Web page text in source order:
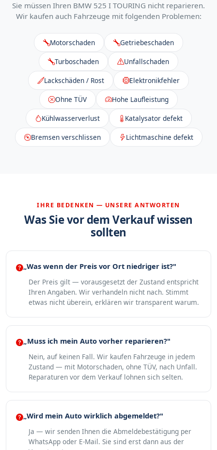
Sie müssen Ihren BMW 525 I TOURING nicht reparieren.
Wir kaufen auch Fahrzeuge mit folgenden Problemen:
Motorschaden Getriebeschaden
Turboschaden Unfallschaden
Lackschäden / Rost Elektronikfehler
Ohne TÜV Hohe Laufleistung
Kühlwasserverlust Katalysator defekt
Bremsen verschlissen Lichtmaschine defekt
IHRE BEDENKEN — UNSERE ANTWORTEN
Was Sie vor dem Verkauf wissen
sollten
„Was wenn der Preis vor Ort niedriger ist?"
Der Preis gilt — vorausgesetzt der Zustand entspricht
Ihren Angaben. Wir verhandeln nicht nach. Stimmt
etwas nicht überein, erklären wir transparent warum.
„Muss ich mein Auto vorher reparieren?"
Nein, auf keinen Fall. Wir kaufen Fahrzeuge in jedem
Zustand — mit Motorschaden, ohne TÜV, nach Unfall.
Reparaturen vor dem Verkauf lohnen sich selten.
„Wird mein Auto wirklich abgemeldet?"
Ja — wir senden Ihnen die Abmeldebestätigung per
WhatsApp oder E-Mail. Sie sind erst dann aus der